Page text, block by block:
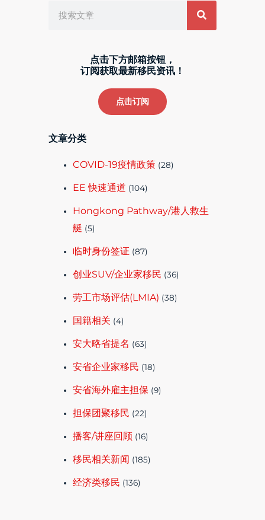
点击下方邮箱按钮，
订阅获取最新移民资讯！
点击订阅
文章分类
COVID-19疫情政策 (28)
EE 快速通道 (104)
Hongkong Pathway/港人救生
艇 (5)
临时身份签证 (87)
创业SUV/企业家移民 (36)
劳工市场评估(LMIA) (38)
国籍相关 (4)
安大略省提名 (63)
安省企业家移民 (18)
安省海外雇主担保 (9)
担保团聚移民 (22)
播客/讲座回顾 (16)
移民相关新闻 (185)
经济类移民 (136)